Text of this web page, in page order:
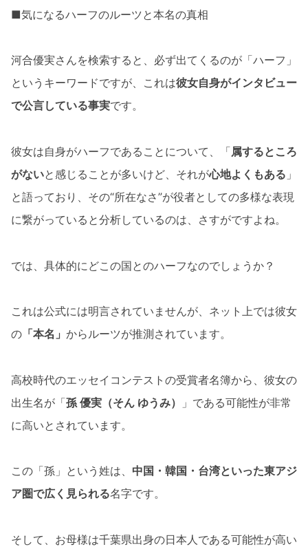
■気になるハーフのルーツと本名の真相
河合優実さんを検索すると、必ず出てくるのが「ハーフ」
というキーワードですが、これは彼女自身がインタビュー
で公言している事実です。
彼女は自身がハーフであることについて、「属するところ
がないと感じることが多いけど、それが心地よくもある 」
と語っており、その“所在なさ”が役者としての多様な表現
に繋がっていると分析しているのは、さすがですよね。
では、具体的にどこの国とのハーフなのでしょうか？
これは公式には明言されていませんが、ネット上では彼女
の 「本名」 からルーツが推測されています。
高校時代のエッセイコンテストの受賞者名簿から、彼女の
出生名が「孫 優実（そん ゆうみ）
」である可能性が非常
に高いとされています。
この「孫」という姓は、 中国・韓国・台湾といった東アジ
ア圏で広く見られる名字です。
そして、お母様は千葉県出身の日本人である可能性が高い